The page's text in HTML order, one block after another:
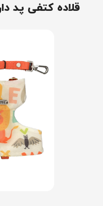
قلاده کتفی پد